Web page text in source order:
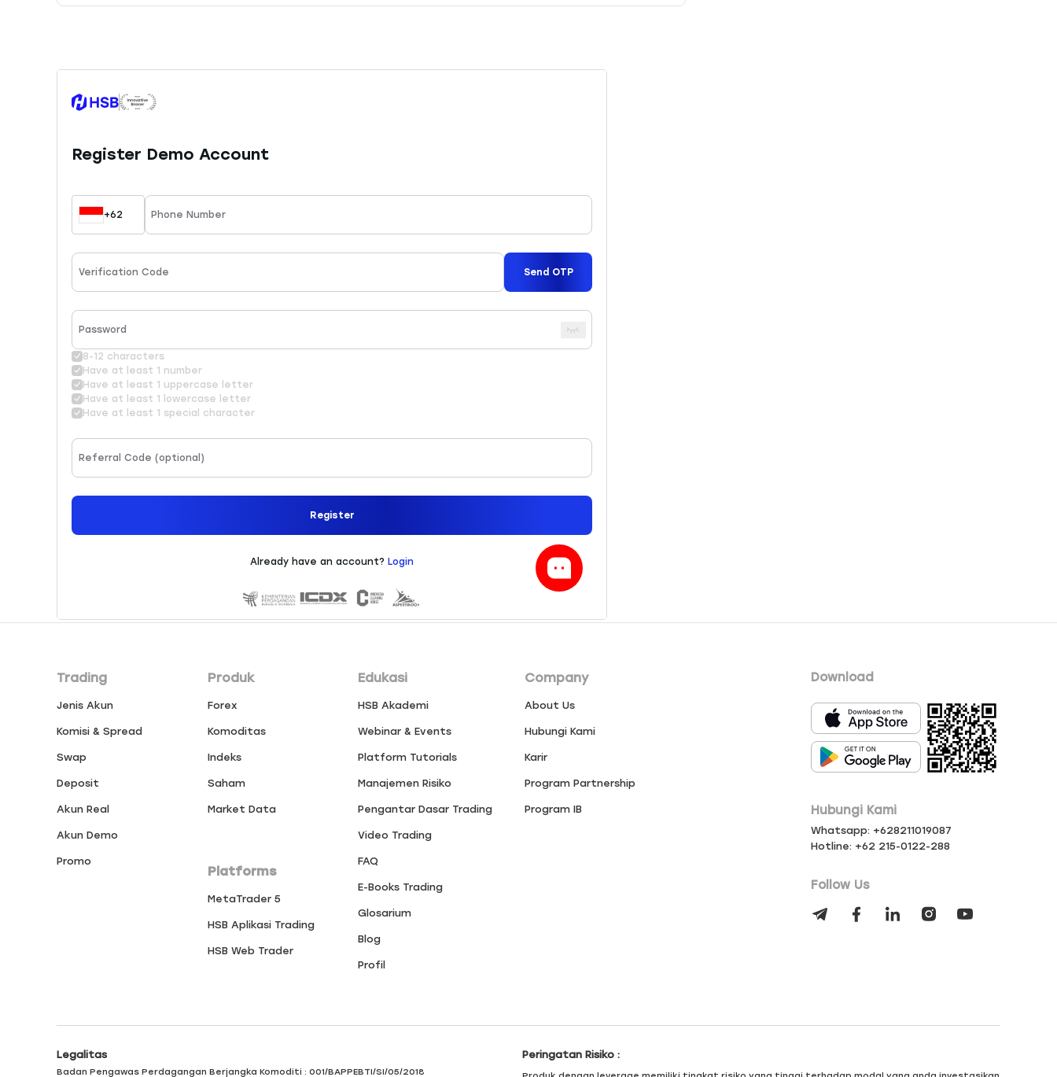
Trading
Jenis Akun
Komisi & Spread
Swap
Deposit
Akun Real
Akun Demo
Promo
Produk
Forex
Komoditas
Indeks
Saham
Market Data
Platforms
MetaTrader 5
HSB Aplikasi Trading
HSB Web Trader
Edukasi
HSB Akademi
Webinar & Events
Platform Tutorials
Manajemen Risiko
Pengantar Dasar Trading
Video Trading
FAQ
E-Books Trading
Glosarium
Blog
Profil
Company
About Us
Hubungi Kami
Karir
Program Partnership
Program IB
Download
Hubungi Kami
Whatsapp: +628211019087
Hotline: +62 215-0122-288
Follow Us
Legalitas
Badan Pengawas Perdagangan Berjangka Komoditi : 001/BAPPEBTI/SI/05/2018
Peringatan Risiko :